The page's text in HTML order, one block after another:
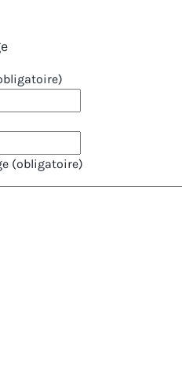
(obligatoire)